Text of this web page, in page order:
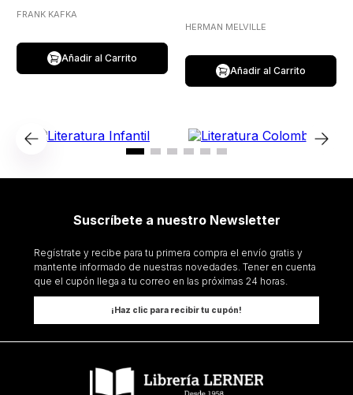
FRANK KAFKA
Añadir al Carrito
HERMAN MELVILLE
Añadir al Carrito
Suscríbete a nuestro Newsletter
Regístrate y recibe para tu primera compra el envío gratis y
mantente informado de nuestras novedades. Tener en cuenta
que el cupón llega a tu correo en las próximas 24 horas.
¡Haz clic para recibir tu cupón!